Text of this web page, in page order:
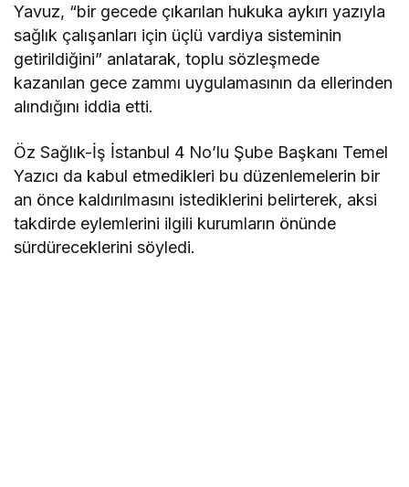
Yavuz, “bir gecede çıkarılan hukuka aykırı yazıyla
sağlık çalışanları için üçlü vardiya sisteminin
getirildiğini” anlatarak, toplu sözleşmede
kazanılan gece zammı uygulamasının da ellerinden
alındığını iddia etti.
Öz Sağlık-İş İstanbul 4 No’lu Şube Başkanı Temel
Yazıcı da kabul etmedikleri bu düzenlemelerin bir
an önce kaldırılmasını istediklerini belirterek, aksi
takdirde eylemlerini ilgili kurumların önünde
sürdüreceklerini söyledi.